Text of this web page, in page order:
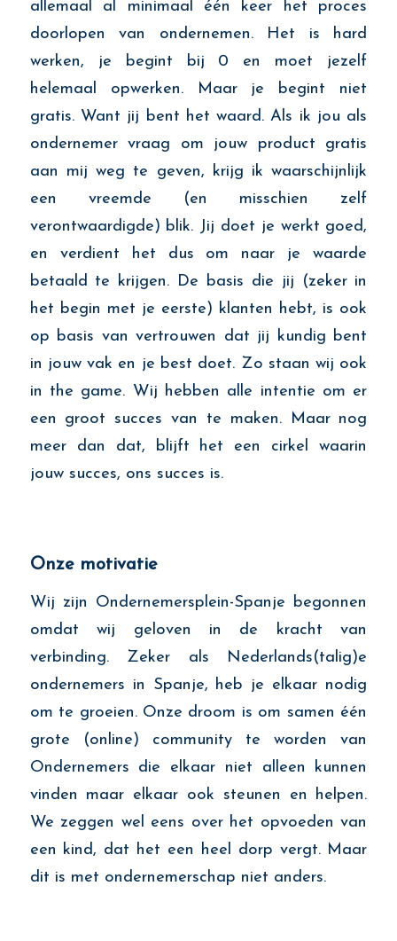
allemaal al minimaal één keer het proces
doorlopen van ondernemen. Het is hard
werken, je begint bij 0 en moet jezelf
helemaal opwerken. Maar je begint niet
gratis. Want jij bent het waard. Als ik jou als
ondernemer vraag om jouw product gratis
aan mij weg te geven, krijg ik waarschijnlijk
een vreemde (en misschien zelf
verontwaardigde) blik. Jij doet je werkt goed,
en verdient het dus om naar je waarde
betaald te krijgen. De basis die jij (zeker in
het begin met je eerste) klanten hebt, is ook
op basis van vertrouwen dat jij kundig bent
in jouw vak en je best doet. Zo staan wij ook
in the game. Wij hebben alle intentie om er
een groot succes van te maken. Maar nog
meer dan dat, blijft het een cirkel waarin
jouw succes, ons succes is.
Onze motivatie
Wij zijn Ondernemersplein-Spanje begonnen
omdat wij geloven in de kracht van
verbinding. Zeker als Nederlands(talig)e
ondernemers in Spanje, heb je elkaar nodig
om te groeien. Onze droom is om samen één
grote (online) community te worden van
Ondernemers die elkaar niet alleen kunnen
vinden maar elkaar ook steunen en helpen.
We zeggen wel eens over het opvoeden van
een kind, dat het een heel dorp vergt. Maar
dit is met ondernemerschap niet anders.